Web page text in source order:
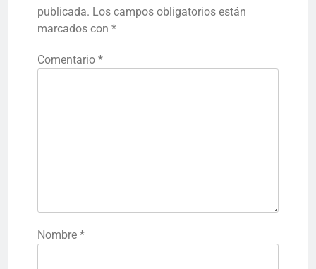
publicada. Los campos obligatorios están
marcados con *
Comentario *
Nombre *